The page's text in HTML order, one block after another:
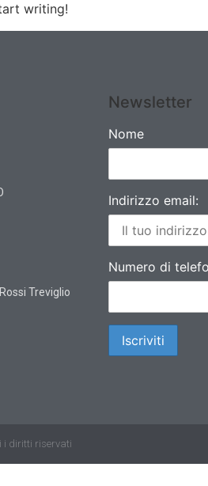
writing!
Treviglio
Newsletter
Nome
Indirizzo email:
Numero di
i diritti riservati